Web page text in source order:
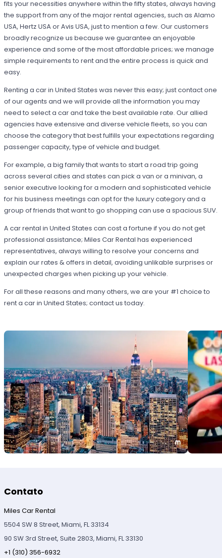
fits your necessities anywhere within the fifty states, always having
the support from any of the major rental agencies, such as Alamo
USA, Hertz USA or Avis USA, just to mention a few. Our customers
broadly recognize us because we guarantee an enjoyable
experience and some of the most affordable prices; we manage
simple requirements to rent and the entire process is quick and
easy.
Renting a car in United States was never this easy; just contact one
of our agents and we will provide all the information you may
need to select a car and take the best available rate. Our allied
agencies have extensive and diverse vehicle fleets, so you can
choose the category that best fulfills your expectations regarding
passenger capacity, type of vehicle and budget.
For example, a big family that wants to start a road trip going
across several cities and states can pick a van or a minivan, a
senior executive looking for a modern and sophisticated vehicle
for his business meetings can opt for the luxury category and a
group of friends that want to go shopping can use a spacious SUV.
A car rental in United States can cost a fortune if you do not get
professional assistance; Miles Car Rental has experienced
representatives, always willing to resolve your concerns and
explain our rates & offers in detail, avoiding unlikable surprises or
unexpected charges when picking up your vehicle.
For all these reasons and many others, we are your #1 choice to
rent a car in United States; contact us today.
Contato
Miles Car Rental
5504 SW 8 Street, Miami, FL 33134
90 SW 3rd Street, Suite 2803, Miami, FL 33130
+1 (310) 356-6932